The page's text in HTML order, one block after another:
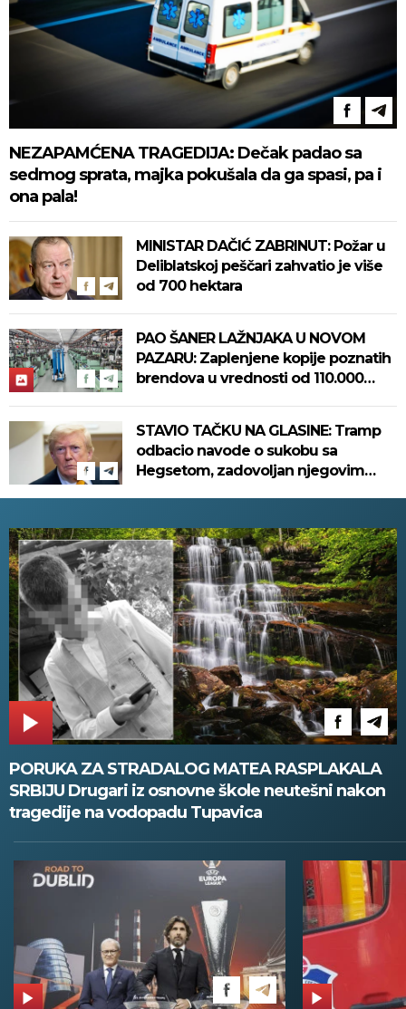
NEZAPAMĆENA TRAGEDIJA: Dečak padao sa
sedmog sprata, majka pokušala da ga spasi, pa i
ona pala!
MINISTAR DAČIĆ ZABRINUT: Požar u
Deliblatskoj peščari zahvatio je više
od 700 hektara
PAO ŠANER LAŽNJAKA U NOVOM
PAZARU: Zaplenjene kopije poznatih
brendova u vrednosti od 110.000
STAVIO TAČKU NA GLASINE: Tramp
odbacio navode o sukobu sa
Hegsetom, zadovoljan njegovim
PORUKA ZA STRADALOG MATEA RASPLAKALA
SRBIJU Drugari iz osnovne škole neutešni nakon
tragedije na vodopadu Tupavica